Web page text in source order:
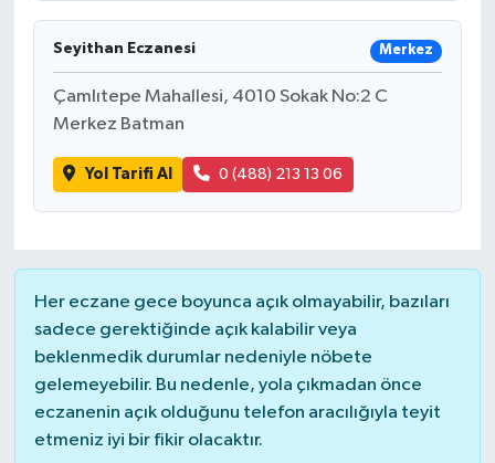
Seyithan Eczanesi Merkez
Çamlıtepe Mahallesi, 4010 Sokak No:2 C
Merkez Batman
Yol Tarifi Al 0 (488) 213 13 06
Her eczane gece boyunca açık olmayabilir, bazıları
sadece gerektiğinde açık kalabilir veya
beklenmedik durumlar nedeniyle nöbete
gelemeyebilir. Bu nedenle, yola çıkmadan önce
eczanenin açık olduğunu telefon aracılığıyla teyit
etmeniz iyi bir fikir olacaktır.